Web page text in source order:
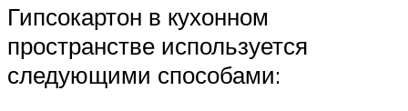
Гипсокартон в кухонном
пространстве используется
следующими способами: